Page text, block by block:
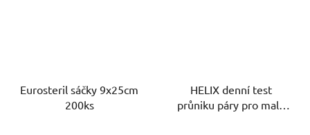
Eurosteril sáčky 9x25cm
200ks
HELIX denní test
průniku páry pro malé